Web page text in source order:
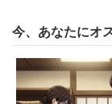
今、あなたにオ